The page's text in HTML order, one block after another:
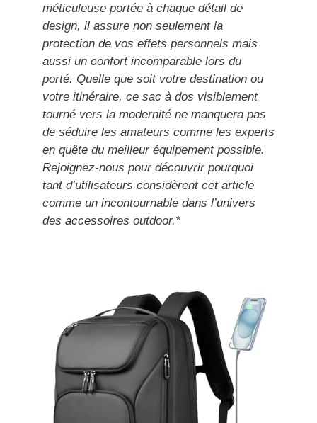
méticuleuse portée à chaque détail de
design, il assure non seulement la
protection de vos effets personnels mais
aussi un confort incomparable lors du
porté. Quelle que soit votre destination ou
votre itinéraire, ce sac à dos visiblement
tourné vers la modernité ne manquera pas
de séduire les amateurs comme les experts
en quête du meilleur équipement possible.
Rejoignez-nous pour découvrir pourquoi
tant d’utilisateurs considèrent cet article
comme un incontournable dans l’univers
des accessoires outdoor.*